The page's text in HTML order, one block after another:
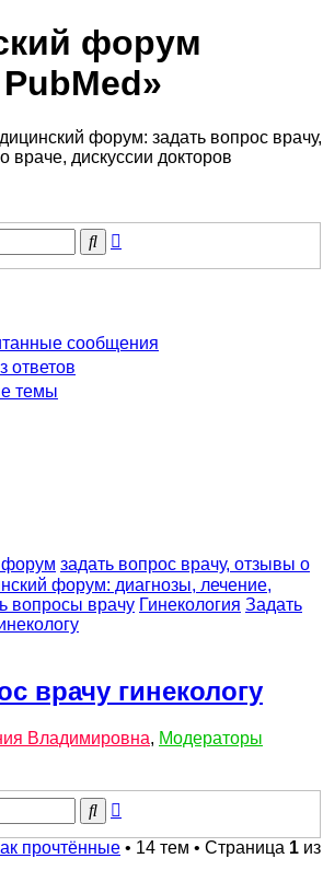
форум
форум: задать вопрос врачу,
враче, дискуссии докторов
Поиск
сообщения
ответов
темы
форум задать вопрос врачу, отзывы о
форум: диагнозы, лечение,
вопросы врачу Гинекология Задать
врачу гинекологу
Владимировна, Модераторы
Поиск
прочтённые • 14 тем • Страница 1 из